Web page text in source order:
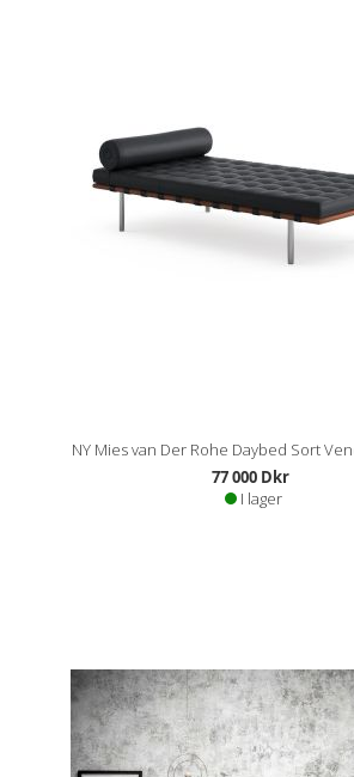
NY Mies van Der Rohe Daybed Sort
77 000 Dkr
I lager